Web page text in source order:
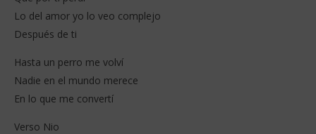
Lo del amor yo lo veo complejo
Después de ti
Hasta un perro me volví
Nadie en el mundo merece
En lo que me convertí
Verso Nio